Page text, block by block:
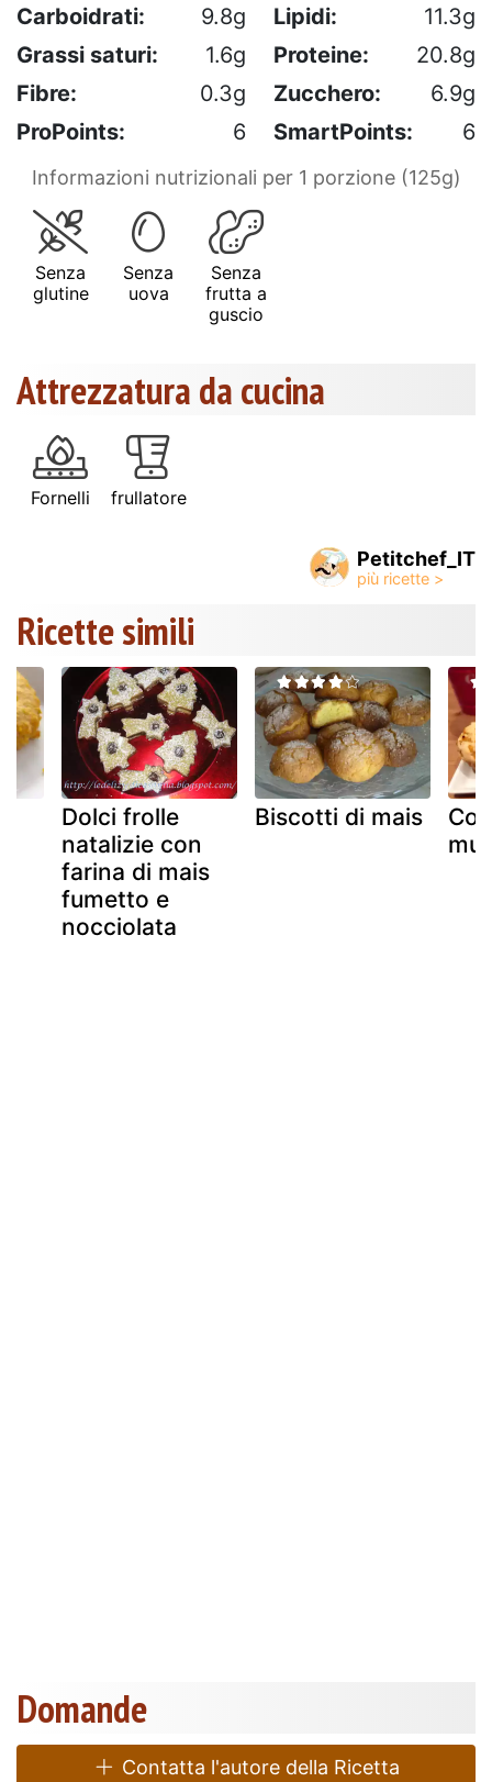
Carboidrati: 9.8g Lipidi:
11.3g
Grassi saturi:
1.6g Proteine:
20.8g
Fibre:
0.3g Zucchero:
6.9g
ProPoints:
6 SmartPoints: 6
Informazioni nutrizionali per 1 porzione (125g)
Senza
glutine
Senza
uova
Senza
frutta a
guscio
Attrezzatura da cucina
Fornelli frullatore
Petitchef_IT
Ricette simili
Dolci frolle
natalizie con
farina di mais
fumetto e
nocciolata
Biscotti di mais
Domande
Contatta l'autore della Ricetta